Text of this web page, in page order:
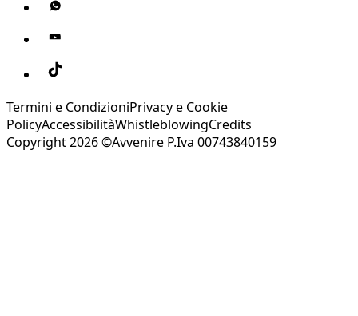
Termini e CondizioniPrivacy e Cookie
PolicyAccessibilitàWhistleblowingCredits
Copyright 2026 ©Avvenire P.Iva 00743840159